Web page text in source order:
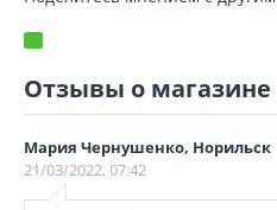
Отзывы о магазине
Мария Чернушенко, Норильск
21/03/2022, 07:42